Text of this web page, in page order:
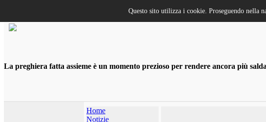
La preghiera fatta assieme è un momento prezioso per rendere ancora più
Home
Notizie
Questo sito utilizza i cookie. Proseguendo nella